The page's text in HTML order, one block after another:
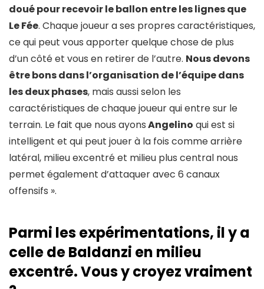
doué pour recevoir le ballon entre les lignes que
Le Fée. Chaque joueur a ses propres caractéristiques,
ce qui peut vous apporter quelque chose de plus
d’un côté et vous en retirer de l’autre. Nous devons
être bons dans l’organisation de l’équipe dans
les deux phases, mais aussi selon les
caractéristiques de chaque joueur qui entre sur le
terrain. Le fait que nous ayonsAngelino qui est si
intelligent et qui peut jouer à la fois comme arrière
latéral, milieu excentré et milieu plus central nous
permet également d’attaquer avec 6 canaux
offensifs ».
Parmi les expérimentations, il y a
celle de Baldanzi en milieu
excentré. Vous y croyez vraiment